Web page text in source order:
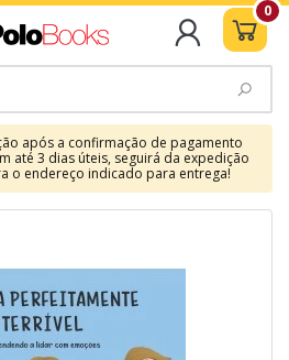
0
após a confirmação de pagamento
até 3 dias úteis, seguirá da expedição
o endereço indicado para entrega!